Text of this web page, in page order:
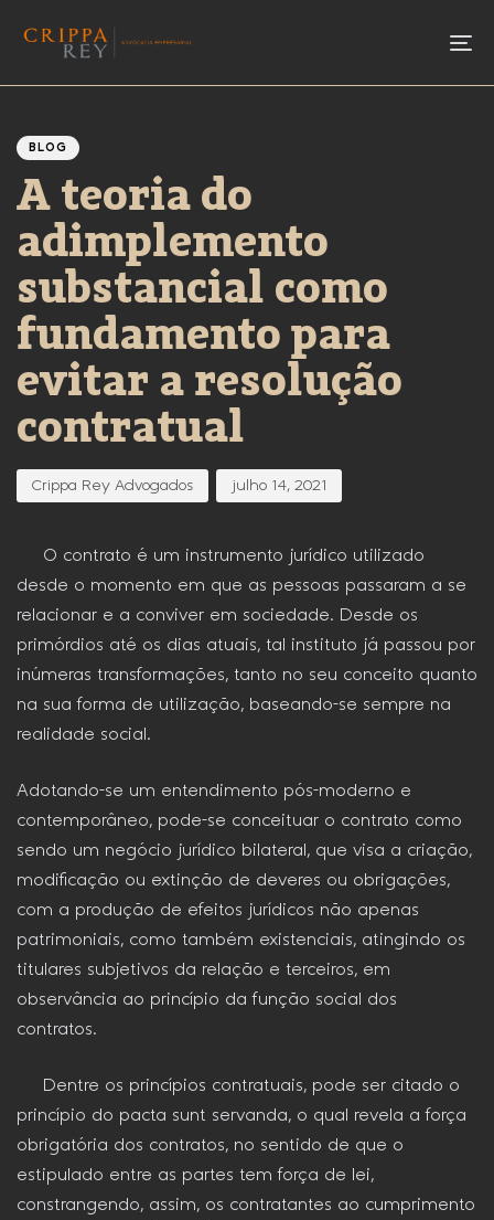
BLOG
A teoria do
adimplemento
substancial como
fundamento para
evitar a resolução
contratual
Crippa Rey Advogados julho 14, 2021
O contrato é um instrumento jurídico utilizado
desde o momento em que as pessoas passaram a se
relacionar e a conviver em sociedade. Desde os
primórdios até os dias atuais, tal instituto já passou por
inúmeras transformações, tanto no seu conceito quanto
na sua forma de utilização, baseando-se sempre na
realidade social.
Adotando-se um entendimento pós-moderno e
contemporâneo, pode-se conceituar o contrato como
sendo um negócio jurídico bilateral, que visa a criação,
modificação ou extinção de deveres ou obrigações,
com a produção de efeitos jurídicos não apenas
patrimoniais, como também existenciais, atingindo os
titulares subjetivos da relação e terceiros, em
observância ao princípio da função social dos
contratos.
Dentre os princípios contratuais, pode ser citado o
princípio do pacta sunt servanda, o qual revela a força
obrigatória dos contratos, no sentido de que o
estipulado entre as partes tem força de lei,
constrangendo, assim, os contratantes ao cumprimento